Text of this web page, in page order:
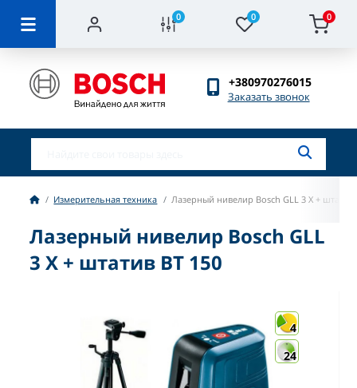
0 0 0
+380970276015
Заказать звонок
Измерительная техника Лазерный нивелир Bosch GLL 3 X + штатив
Лазерный нивелир Bosch GLL
3 X + штатив BT 150
4
24